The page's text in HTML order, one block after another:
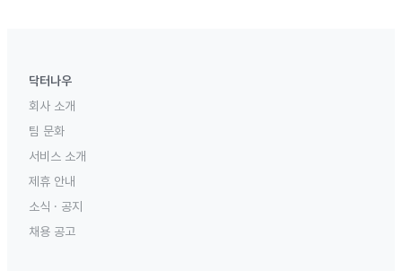
닥터나우
회사 소개
팀 문화
서비스 소개
제휴 안내
소식 · 공지
채용 공고